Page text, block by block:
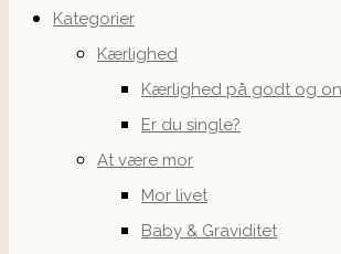
Kategorier
Kærlighed
Kærlighed på godt og
Er du single?
At være mor
Mor livet
Baby & Graviditet